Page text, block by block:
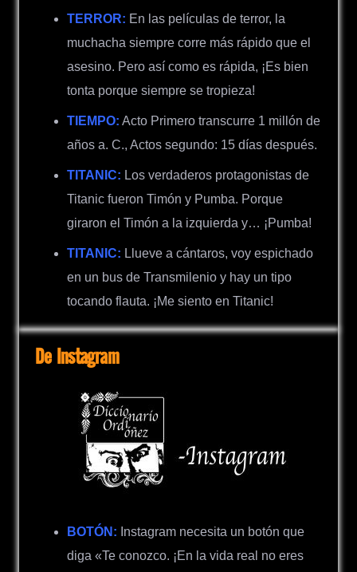
TERROR: En las películas de terror, la
muchacha siempre corre más rápido que el
asesino. Pero así como es rápida, ¡Es bien
tonta porque siempre se tropieza!
TIEMPO: Acto Primero transcurre 1 millón de
años a. C., Actos segundo: 15 días después.
TITANIC: Los verdaderos protagonistas de
Titanic fueron Timón y Pumba. Porque
giraron el Timón a la izquierda y… ¡Pumba!
TITANIC: Llueve a cántaros, voy espichado
en un bus de Transmilenio y hay un tipo
tocando flauta. ¡Me siento en Titanic!
De Instagram
BOTÓN: Instagram necesita un botón que
diga «Te conozco. ¡En la vida real no eres